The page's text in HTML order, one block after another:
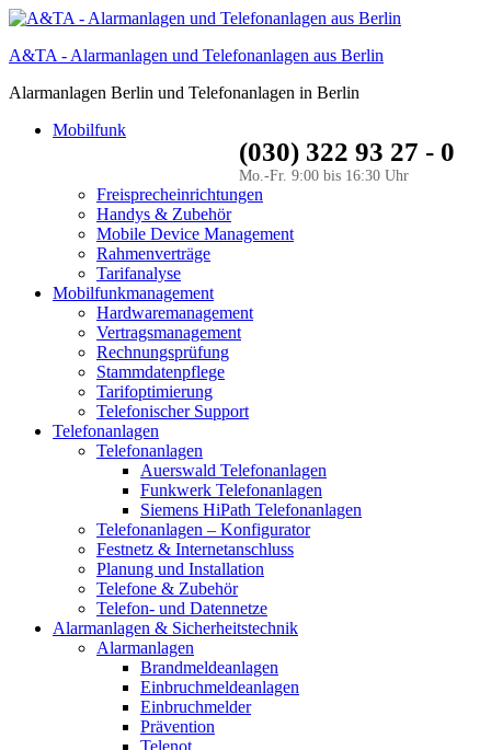
A&TA - Alarmanlagen und Telefonanlagen aus Berlin
Alarmanlagen Berlin und Telefonanlagen in Berlin
(030) 322 93 27 - 0
Mo.-Fr. 9:00 bis 16:30 Uhr
Mobilfunk
Freisprecheinrichtungen
Handys & Zubehör
Mobile Device Management
Rahmenverträge
Tarifanalyse
Mobilfunkmanagement
Hardwaremanagement
Vertragsmanagement
Rechnungsprüfung
Stammdatenpflege
Tarifoptimierung
Telefonischer Support
Telefonanlagen
Telefonanlagen
Auerswald Telefonanlagen
Funkwerk Telefonanlagen
Siemens HiPath Telefonanlagen
Telefonanlagen – Konfigurator
Festnetz & Internetanschluss
Planung und Installation
Telefone & Zubehör
Telefon- und Datennetze
Alarmanlagen & Sicherheitstechnik
Alarmanlagen
Brandmeldeanlagen
Einbruchmeldeanlagen
Einbruchmelder
Prävention
Telenot